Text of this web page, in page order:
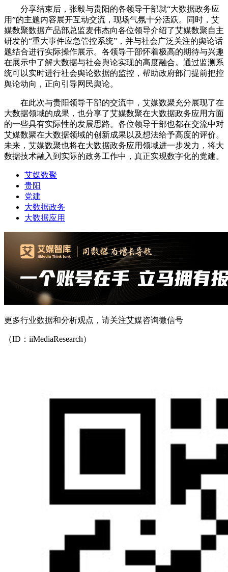
分享结束后，张毅与贵阳的各领导干部就“大数据政务应
用”的主题内容展开互动交流，现场气氛十分活跃。同时，艾
媒数聚数据产品部总监麦伟杰向各位领导介绍了艾媒数聚自主
研发的“重大事件应急管控系统”，并与社会广泛关注的舆论话
题结合进行实际操作展示。各领导干部怀着极高的期待与兴趣
在展示中了解大数据与社会舆论实现的高度融合。通过监测系
统可以实时进行社会舆论数据的监控，帮助政府部门提前把控
舆论动向，正向引导网民舆论。
在此次与贵阳领导干部的交流中，艾媒数聚充分展现了在
大数据领域的成果，也分享了艾媒数聚在大数据政务应用方面
的一些具有实际性的发展思路。各位领导干部也都在交流中对
艾媒数聚在大数据领域的创新成果以及想法给予高度的评价。
未来，艾媒数聚也将在大数据政务应用领域进一步发力，将大
数据技术融入到实际的政务工作中，真正实现数字化的党建。
艾媒数聚
贵阳
党建
大数据政务
大数据应用
更多行业数据和分析观点，请关注艾媒咨询微信号
（ID：iiMediaResearch）